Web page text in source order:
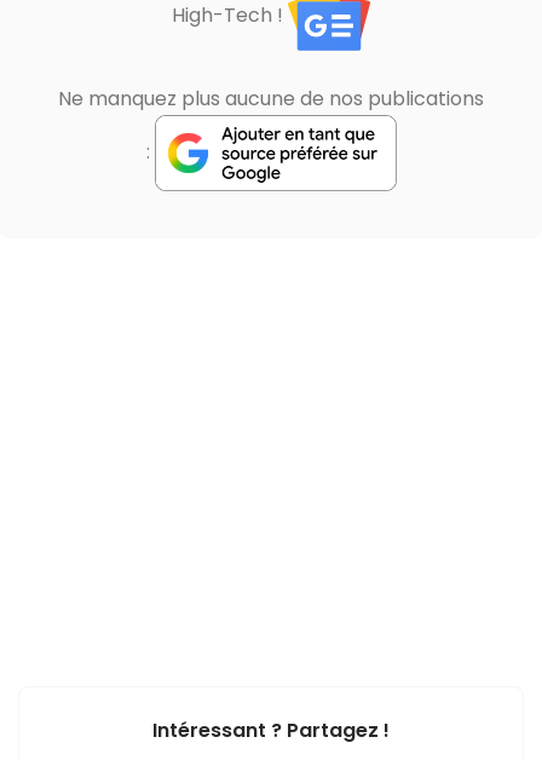
High-Tech !
Ne manquez plus aucune de nos publications
:
Intéressant ? Partagez !